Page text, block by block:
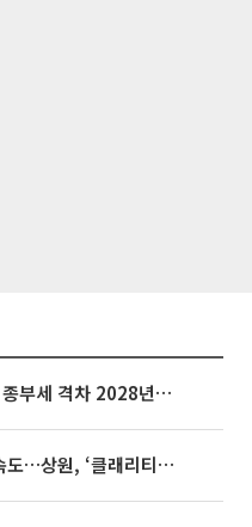
종부세 개편에도…1·3주택 종부세 격차 2028년부터 확대
미국, 가상자산 포괄 규제 속도…상원, ‘클래리티법’ 9월 절차투표 추진